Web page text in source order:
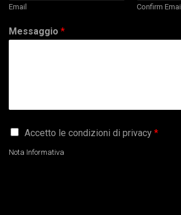
Email Confirm Email
Messaggio *
G
P
Accetto le condizioni di privacy *
Nota Informativa